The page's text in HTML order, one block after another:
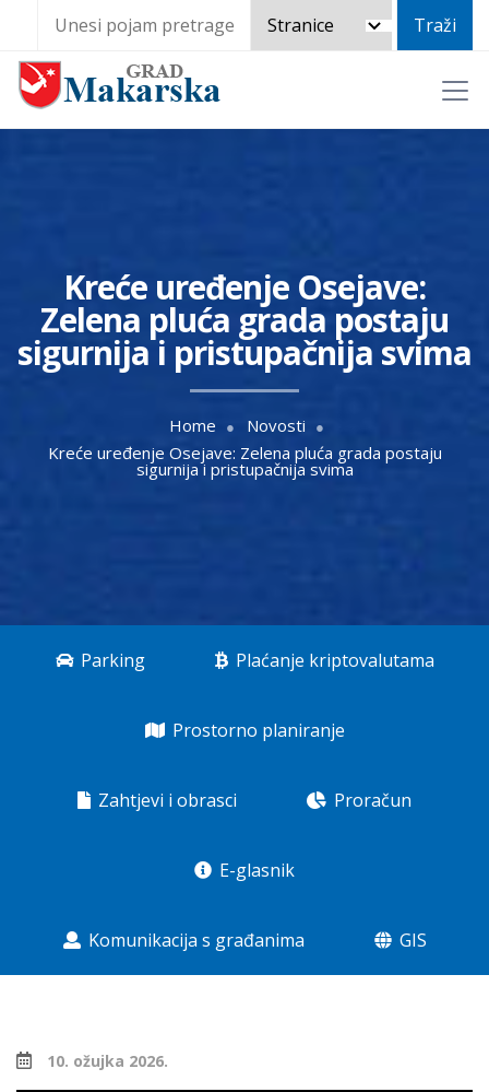
Kreće uređenje Osejave:
Zelena pluća grada postaju
sigurnija i pristupačnija svima
Home
Novosti
Kreće uređenje Osejave: Zelena pluća grada postaju
sigurnija i pristupačnija svima
Parking Plaćanje kriptovalutama
Prostorno planiranje
Zahtjevi i obrasci Proračun
E-glasnik
Komunikacija s građanima GIS
10. ožujka 2026.